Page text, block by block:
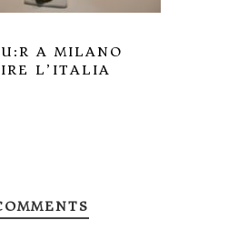
A MILANO
L’ITALIA